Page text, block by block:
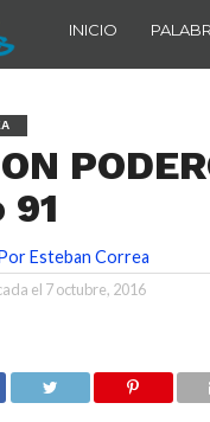
INICIO
91
Esteban Correa
el 7 octubre, 2016